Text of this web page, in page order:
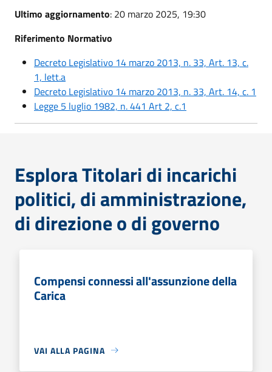
Ultimo aggiornamento: 20 marzo 2025, 19:30
Riferimento Normativo
Decreto Legislativo 14 marzo 2013, n. 33, Art. 13, c.
1, lett.a
Decreto Legislativo 14 marzo 2013, n. 33, Art. 14, c. 1
Legge 5 luglio 1982, n. 441 Art 2, c.1
Esplora Titolari di incarichi
politici, di amministrazione,
di direzione o di governo
Compensi connessi all'assunzione della
Carica
VAI ALLA PAGINA